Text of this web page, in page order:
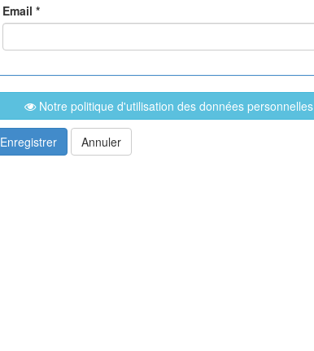
Email *
Notre politique d'utilisation des données personnelles
Enregistrer Annuler